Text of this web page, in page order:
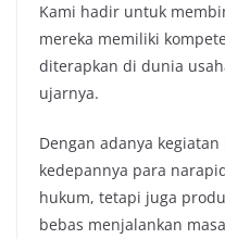
Kami hadir untuk
mereka memiliki
diterapkan di dunia
ujarnya.
Dengan adanya
kedepannya para
hukum, tetapi juga
bebas menjalankan